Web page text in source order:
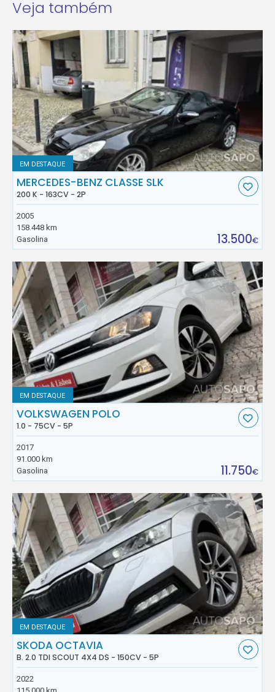
Veja também
EM DESTAQUE
MERCEDES-BENZ CLASSE SLK
200 K - 163CV - 2P
2005
158.448 km
Gasolina
13.500€
EM DESTAQUE
VOLKSWAGEN POLO
1.0 - 75CV - 5P
2017
91.000 km
Gasolina
11.750€
EM DESTAQUE
SKODA OCTAVIA
B. 2.0 TDI SCOUT 4X4 DS - 150CV - 5P
2022